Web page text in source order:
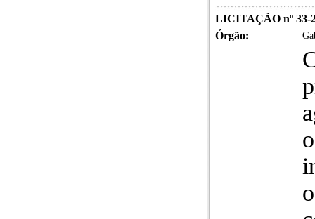
LICITAÇÃO nº 33-
Órgão: